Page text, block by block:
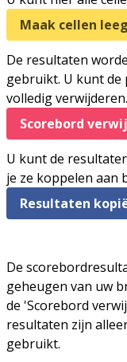
Maak cellen leeg
De resultaten
gebruikt. U kunt
volledig verwijderen.
Scorebord
U kunt de
je ze koppelen aan
Resultaten
De
geheugen van uw
de 'Scorebord
resultaten zijn
gebruikt.